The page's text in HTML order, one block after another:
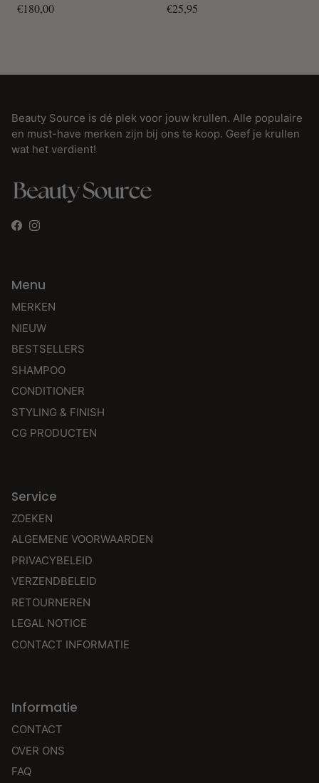
€180,00 €25,95
Beauty Source is dé plek voor jouw krullen. Alle populaire
en must-have merken zijn bij ons te koop. Geef je krullen
wat het verdient!
Facebook
Instagram
Menu
MERKEN
NIEUW
BESTSELLERS
SHAMPOO
CONDITIONER
STYLING & FINISH
CG PRODUCTEN
Service
ZOEKEN
ALGEMENE VOORWAARDEN
PRIVACYBELEID
VERZENDBELEID
RETOURNEREN
LEGAL NOTICE
CONTACT INFORMATIE
Informatie
CONTACT
OVER ONS
FAQ